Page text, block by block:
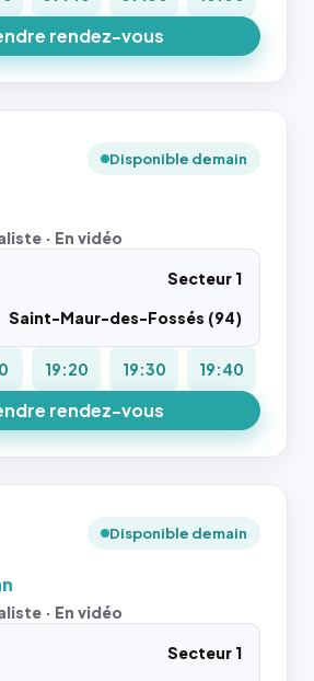
rendez-vous
Disponible demain
· En vidéo
Secteur 1
Saint-Maur-des-Fossés (94)
19:20 19:30 19:40
rendez-vous
Disponible demain
· En vidéo
Secteur 1